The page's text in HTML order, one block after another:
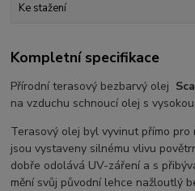
Ke stažení
Kompletní specifikace
Přírodní terasový bezbarvý olej
na vzduchu schnoucí olej s
Terasový olej byl vyvinut přímo
jsou vystaveny silnému vlivu
dobře odolává UV-záření a s
mění svůj původní lehce nažloutlý